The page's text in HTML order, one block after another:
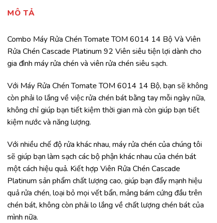
MÔ TẢ
Combo Máy Rửa Chén Tomate TOM 6014 14 Bộ Và Viên
Rửa Chén Cascade Platinum 92 Viên siêu tiện lợi dành cho
gia đình máy rửa chén và viên rửa chén siêu sạch.
Với Máy Rửa Chén Tomate TOM 6014 14 Bộ, bạn sẽ không
còn phải lo lắng về việc rửa chén bát bằng tay mỗi ngày nữa,
không chỉ giúp bạn tiết kiệm thời gian mà còn giúp bạn tiết
kiệm nước và năng lượng.
Với nhiều chế độ rửa khác nhau, máy rửa chén của chúng tôi
sẽ giúp bạn làm sạch các bộ phận khác nhau của chén bát
một cách hiệu quả. Kiết hợp Viên Rửa Chén Cascade
Platinum sản phẩm chất lượng cao, giúp bạn đẩy mạnh hiệu
quả rửa chén, loại bỏ mọi vết bẩn, mảng bám cứng đầu trên
chén bát, không còn phải lo lắng về chất lượng chén bát của
mình nữa.